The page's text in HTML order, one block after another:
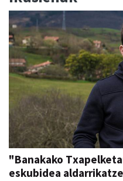
"Banakako
eskubidea